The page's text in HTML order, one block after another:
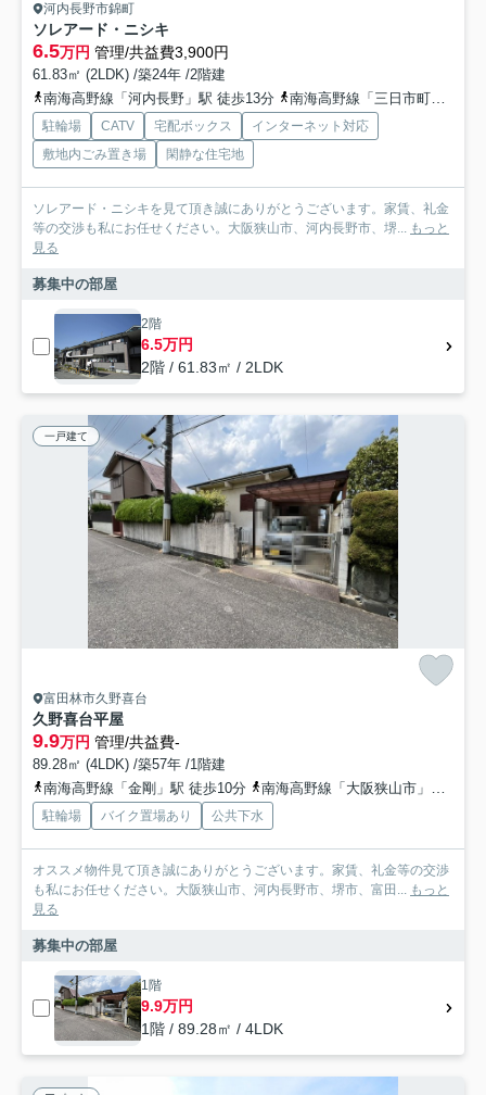
河内長野市錦町
ソレアード・ニシキ
6.5万円 管理/共益費3,900円
61.83㎡ (2LDK) /築24年 /2階建
南海高野線「河内長野」駅 徒歩13分
南海高野線「三日市町」駅 徒歩29分
駐輪場 CATV 宅配ボックス
インターネット対応
敷地内ごみ置き場
閑静な住宅地
ソレアード・ニシキを見て頂き誠にありがとうございます。家賃、礼金
等の交渉も私にお任せください。大阪狭山市、河内長野市、堺... もっと
見る
募集中の部屋
2階
6.5万円
2階 / 61.83㎡ / 2LDK
一戸建て
富田林市久野喜台
久野喜台平屋
9.9万円 管理/共益費-
89.28㎡ (4LDK) /築57年 /1階建
南海高野線「金剛」駅 徒歩10分
南海高野線「大阪狭山市」駅 徒歩13分
駐輪場 バイク置場あり 公共下水
オススメ物件見て頂き誠にありがとうございます。家賃、礼金等の交渉
も私にお任せください。大阪狭山市、河内長野市、堺市、富田... もっと
見る
募集中の部屋
1階
9.9万円
1階 / 89.28㎡ / 4LDK